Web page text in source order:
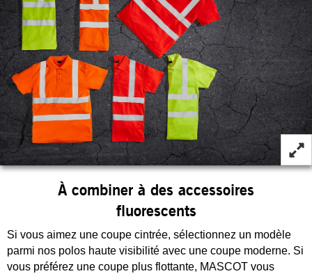
À combiner à des accessoires
fluorescents
Si vous aimez une coupe cintrée, sélectionnez un modèle
parmi nos polos haute visibilité avec une coupe moderne. Si
vous préférez une coupe plus flottante, MASCOT vous